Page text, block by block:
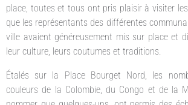
place, toutes et tous ont pris plaisir à visiter
que les représentants des différentes
ville avaient généreusement mis sur place et
leur culture, leurs coutumes et traditions.
Étalés sur la Place Bourget Nord, les
couleurs de la Colombie, du Congo et de la